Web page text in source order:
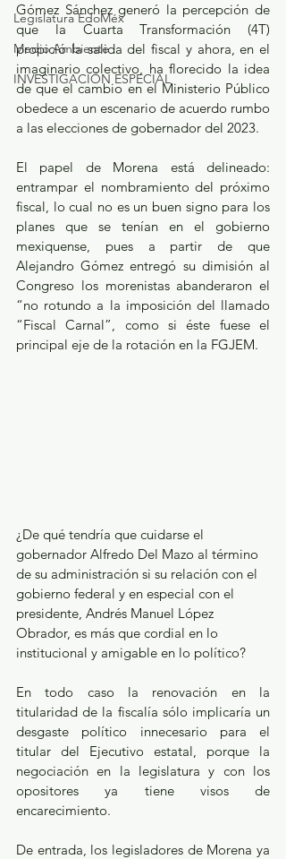
Legislatura EdoMéx
Medio Ambiente
INVESTIGACIÓN ESPECIAL
Gómez Sánchez generó la percepción de
que la Cuarta Transformación (4T)
propició la salida del fiscal y ahora, en el
imaginario colectivo, ha florecido la idea
de que el cambio en el Ministerio Público
obedece a un escenario de acuerdo rumbo
a las elecciones de gobernador del 2023.
El papel de Morena está delineado:
entrampar el nombramiento del próximo
fiscal, lo cual no es un buen signo para los
planes que se tenían en el gobierno
mexiquense, pues a partir de que
Alejandro Gómez entregó su dimisión al
Congreso los morenistas abanderaron el
“no rotundo a la imposición del llamado
“Fiscal Carnal”, como si éste fuese el
principal eje de la rotación en la FGJEM.
¿De qué tendría que cuidarse el
gobernador Alfredo Del Mazo al término
de su administración si su relación con el
gobierno federal y en especial con el
presidente, Andrés Manuel López
Obrador, es más que cordial en lo
institucional y amigable en lo político?
En todo caso la renovación en la
titularidad de la fiscalía sólo implicaría un
desgaste político innecesario para el
titular del Ejecutivo estatal, porque la
negociación en la legislatura y con los
opositores ya tiene visos de
encarecimiento.
De entrada, los legisladores de Morena ya